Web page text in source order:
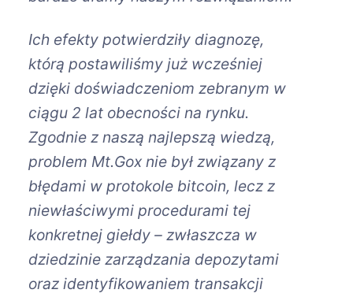
Ich efekty potwierdziły diagnozę,
którą postawiliśmy już wcześniej
dzięki doświadczeniom zebranym w
ciągu 2 lat obecności na rynku.
Zgodnie z naszą najlepszą wiedzą,
problem Mt.Gox nie był związany z
błędami w protokole bitcoin, lecz z
niewłaściwymi procedurami tej
konkretnej giełdy – zwłaszcza w
dziedzinie zarządzania depozytami
oraz identyfikowaniem transakcji